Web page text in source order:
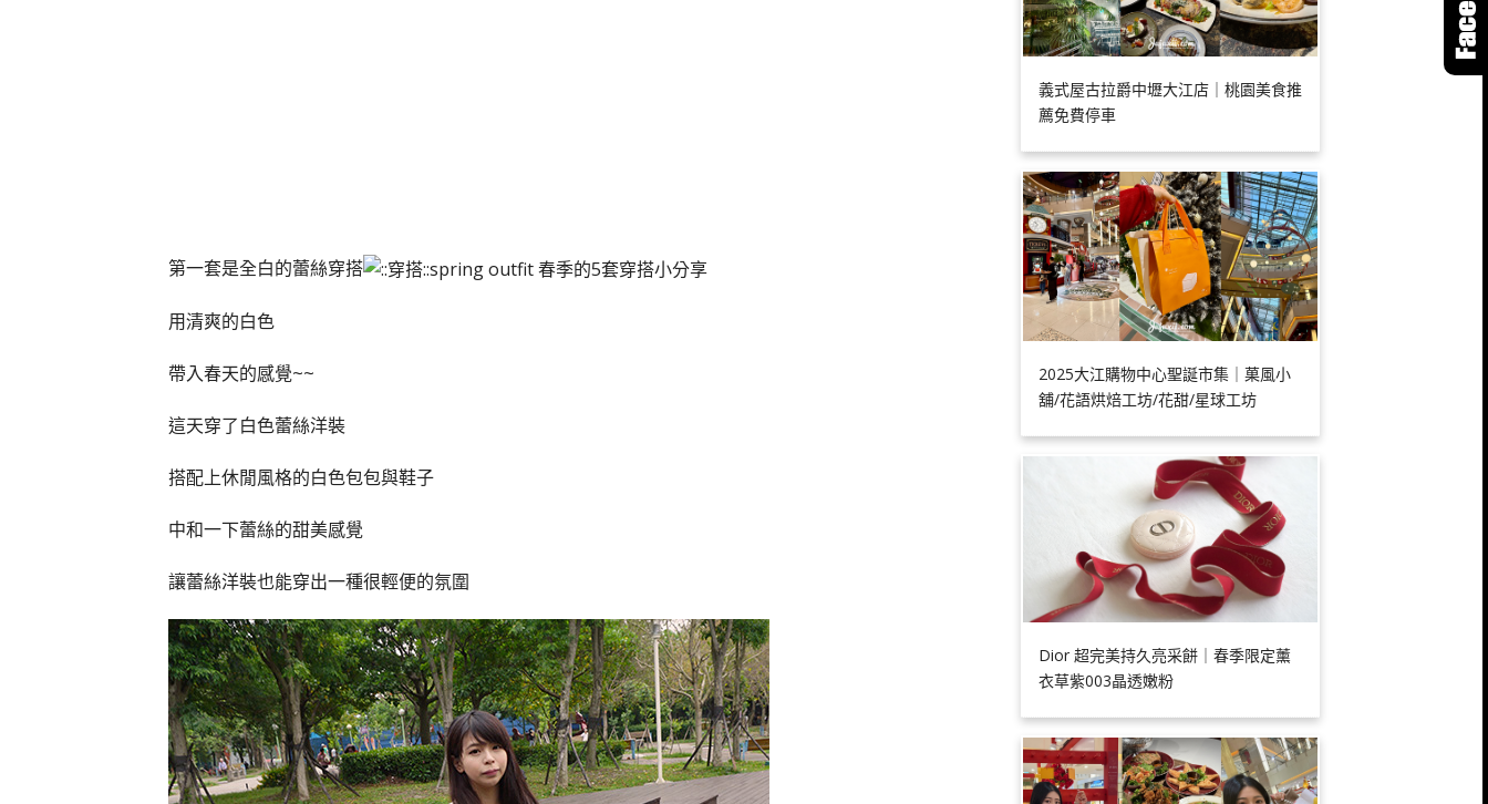
第一套是全白的蕾絲穿搭
用清爽的白色
帶入春天的感覺~~
這天穿了白色蕾絲洋裝
搭配上休閒風格的白色包包與鞋子
中和一下蕾絲的甜美感覺
讓蕾絲洋裝也能穿出一種很輕便的氛圍
義式屋古拉爵中壢大江店｜桃園美食推
薦免費停車
2025大江購物中心聖誕市集｜菓風小
舖/花語烘焙工坊/花甜/星球工坊
Dior 超完美持久亮采餅｜春季限定薰
衣草紫003晶透嫩粉